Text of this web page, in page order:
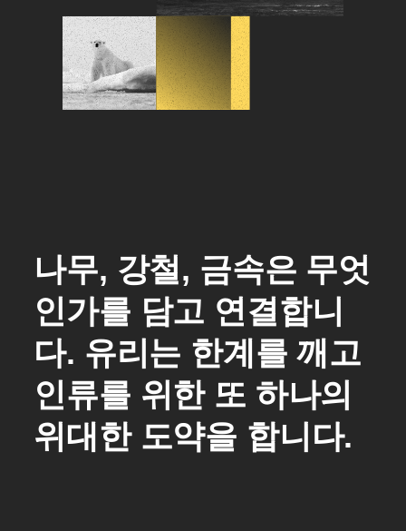
나무, 강철, 금속은 무엇
인가를 담고 연결합니
다. 유리는 한계를 깨고
인류를 위한 또 하나의
위대한 도약을 합니다.